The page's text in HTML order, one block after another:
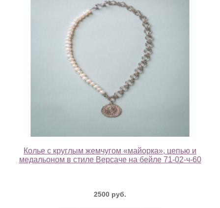
Колье с круглым жемчугом «майорка», цепью и
медальоном в стиле Версаче на бейле 71-02-ч-60
2500 руб.